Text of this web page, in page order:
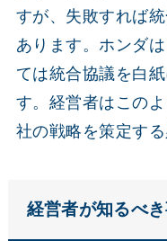
すが、失敗すれば
あります。ホンダ
ては統合協議を白
す。経営者はこの
社の戦略を策定する
経営者が知るべ